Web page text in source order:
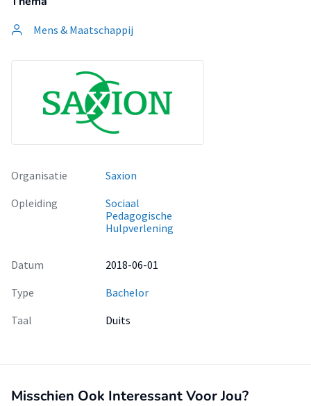
Mens & Maatschappij
Organisatie
Saxion
Opleiding
Sociaal
Pedagogische
Hulpverlening
Datum
2018-06-01
Type
Bachelor
Taal
Duits
Misschien Ook Interessant Voor Jou?